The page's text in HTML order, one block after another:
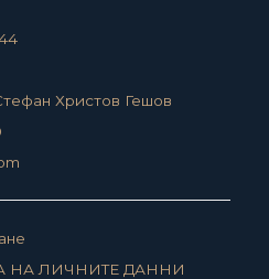
Христов Гешов
НА ЛИЧНИТЕ ДАННИ